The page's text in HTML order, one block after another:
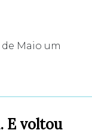
Maio um
E voltou